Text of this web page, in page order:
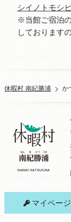
シイノトモシ
※当館ご宿泊
しております
休暇村 南紀勝浦 か
マイページ